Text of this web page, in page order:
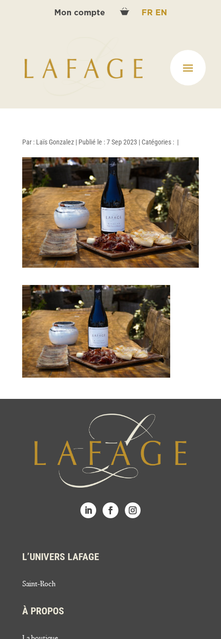
Mon compte FR EN
Par : Laïs Gonzalez | Publié le : 7 Sep 2023 | Catégories : |
L’UNIVERS LAFAGE
Saint-Roch
À PROPOS